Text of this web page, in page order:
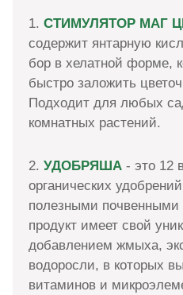
1. СТИМУЛЯТОР МАГ
содержит янтарную
бор в хелатной форме,
быстро заложить
Подходит для любых
комнатных растений.
2. УДОБРЯША - это 12
органических
полезными
продукт имеет свой
добавлением жмыха,
водоросли, в которых
витаминов и